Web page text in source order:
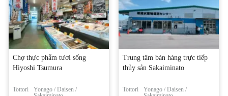
Chợ thực phẩm tươi sống
Hiyoshi Tsumura
Tottori
Yonago / Daisen /
Trung tâm bán hàng trực tiếp
thủy sản Sakaiminato
Tottori
Yonago / Daisen /